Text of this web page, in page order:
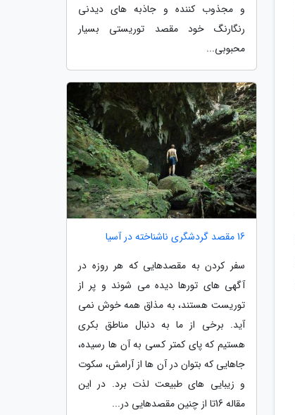
و مجذوب کننده و جاذبه های دیدنی
رنگارنگ خود مقصد توریستی بسیار
محبوبی...
16 مقصد گردشگری ناشناخته در آسیا
سفر کردن به مقصدهایی که هر روزه در
آگهی های تورها دیده می شوند و پر از
توریست هستند، به مذاق همه خوش نمی
آید. برخی از ما به دنبال مناطق بکری
هستیم که پای کمتر کسی به آن ها رسیده،
جاهایی که بتوان در آن ها از آرامش، سکوت
و زیبایی های طبیعت لذت برد. در این
مقاله 16تا از چنین مقصدهایی در...